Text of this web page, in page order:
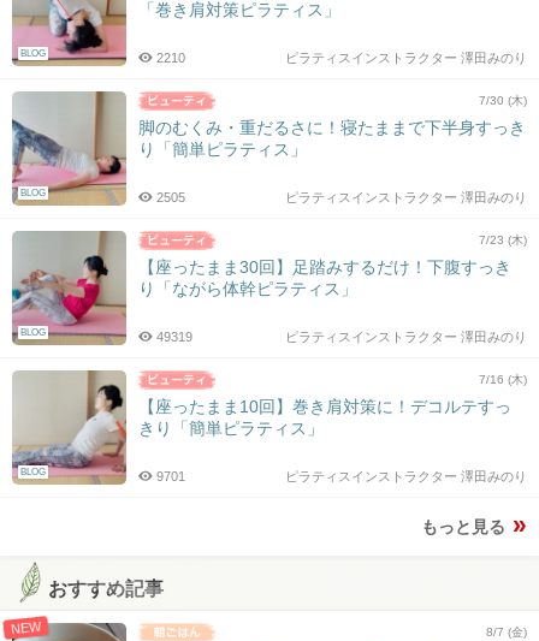
BLOG
「巻き肩対策ピラティス」
ピラティスインストラクター 澤田みのり
2210
BLOG
7/30 (木)
脚のむくみ・重だるさに！寝たままで下半身すっき
り「簡単ピラティス」
ピラティスインストラクター 澤田みのり
2505
BLOG
7/23 (木)
【座ったまま30回】足踏みするだけ！下腹すっき
り「ながら体幹ピラティス」
ピラティスインストラクター 澤田みのり
49319
BLOG
7/16 (木)
【座ったまま10回】巻き肩対策に！デコルテすっ
きり「簡単ピラティス」
ピラティスインストラクター 澤田みのり
9701
もっと見る
おすすめ記事
NEW 8/7 (金)